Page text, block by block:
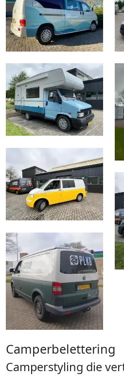
Camperbelettering
Camperstyling die